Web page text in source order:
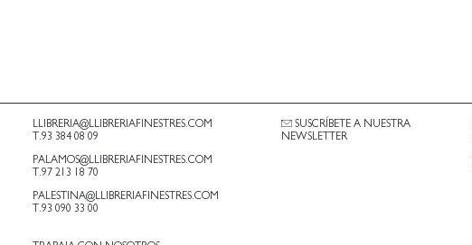
LLIBRERIA@LLIBRERIAFINESTRES.COM
T.93 384 08 09
PALAMOS@LLIBRERIAFINESTRES.COM
T.97 213 18 70
PALESTINA@LLIBRERIAFINESTRES.COM
T.93 090 33 00
SUSCRÍBETE A NUESTRA
NEWSLETTER